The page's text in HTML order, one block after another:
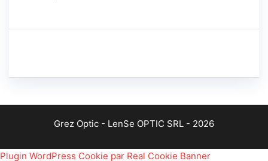
Grez Optic - LenSe OPTIC SRL - 2026
Plugin WordPress Cookie par Real Cookie Banner